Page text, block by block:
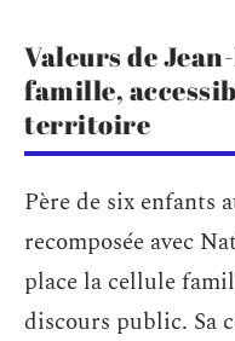
Valeurs de
famille,
territoire
Père de six enfants
recomposée avec
place la cellule
discours public. Sa